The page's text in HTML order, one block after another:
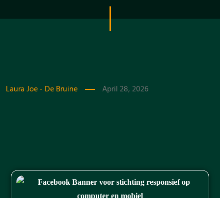
Laura Joe - De Bruine April 28, 2026